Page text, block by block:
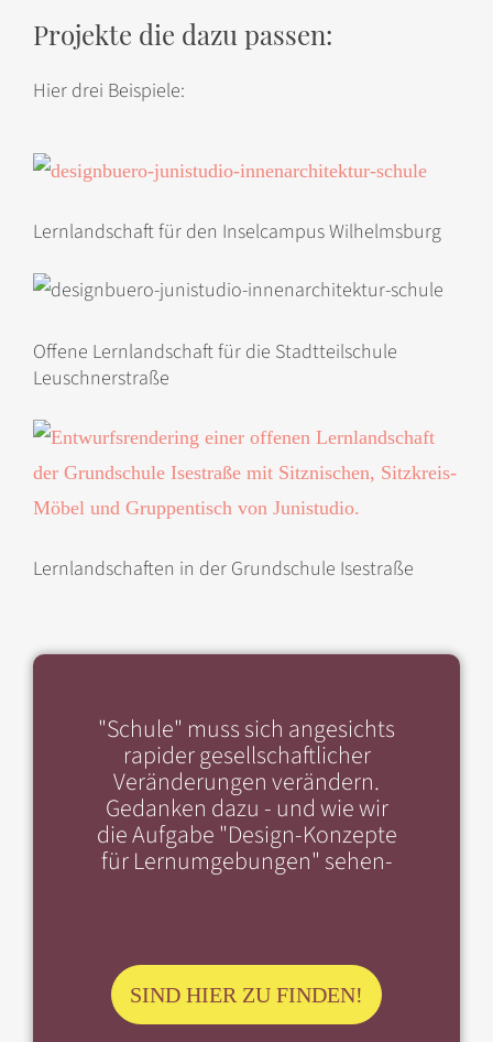
Projekte die dazu passen:
Hier drei Beispiele:
Lernlandschaft für den Inselcampus Wilhelmsburg
Offene Lernlandschaft für die Stadtteilschule
Leuschnerstraße
Lernlandschaften in der Grundschule Isestraße
"Schule" muss sich angesichts
rapider gesellschaftlicher
Veränderungen verändern.
Gedanken dazu - und wie wir
die Aufgabe "Design-Konzepte
für Lernumgebungen" sehen-
SIND HIER ZU FINDEN!